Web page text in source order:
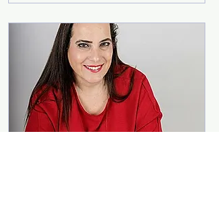
המגדרית באקדמיה גם לתארים
מתקדמים, ולא רק בכיתות
הלימוד. החוק מתיר הפרדה גם
במרחבים הציבוריים של
הקמפוסים, בהם הספריות,
הקפיטריות ואזורים נוספים. זו
כבר לא התאמה נקודתית. זו
תפיסת עולם. תומכי החוק
קוראים לזה “חופש בחירה”.
אבל חופש בחירה אמיתי קיים